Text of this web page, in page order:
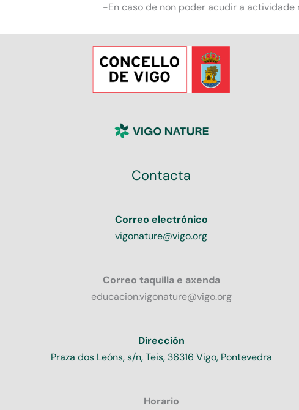
-En caso de non poder acudir a
Contacta
Correo electrónico
vigonature@vigo.org
Correo taquilla e axenda
educacion.vigonature@vigo.org
Dirección
Praza dos Leóns, s/n, Teis, 36316 Vigo, Pontevedra
Horario